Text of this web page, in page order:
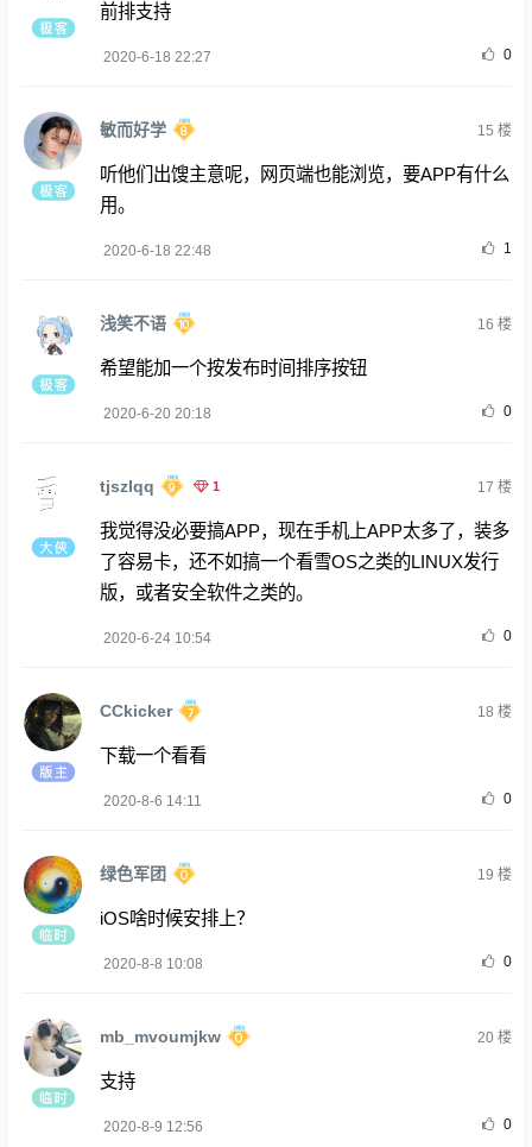
前排支持
2020-6-18 22:27 0
敏而好学 15 楼
听他们出馊主意呢，网页端也能浏览，要APP有什么
用。
2020-6-18 22:48 1
浅笑不语 16 楼
希望能加一个按发布时间排序按钮
2020-6-20 20:18 0
tjszlqq 1 17 楼
我觉得没必要搞APP，现在手机上APP太多了，装多
了容易卡，还不如搞一个看雪OS之类的LINUX发行
版，或者安全软件之类的。
2020-6-24 10:54 0
CCkicker 18 楼
下载一个看看
2020-8-6 14:11 0
绿色军团 19 楼
iOS啥时候安排上？
2020-8-8 10:08 0
mb_mvoumjkw 20楼
支持
2020-8-9 12:56 0